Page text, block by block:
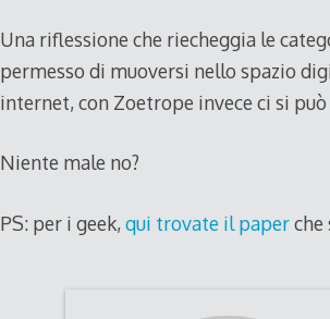
Una riflessione che riecheggia le
permesso di muoversi nello spazio
internet, con Zoetrope invece ci si
Niente male no?
PS: per i geek, qui trovate il paperche